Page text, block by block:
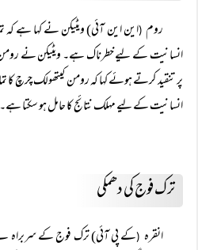
روم (این این آئی) ویٹیکن نے کہا ہے کہ
انسانیت کے لیے خطرناک ہے۔ ویٹیکن نے
پر تنقید کرتے ہوئے کہا کہ رومن کیتھولک چرچ
انسانیت کے لیے مہلک نتائج کا حامل ہو سکتا ہے۔
ترک فوج کی دھمکی
انقرہ (کے پی آئی) ترک فوج کے سربراہ